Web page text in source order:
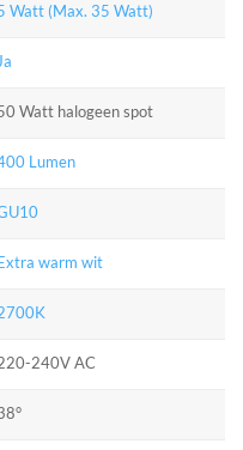
Watt (Max. 35 Watt)
Ja
Watt halogeen spot
Lumen
Extra warm wit
240V AC